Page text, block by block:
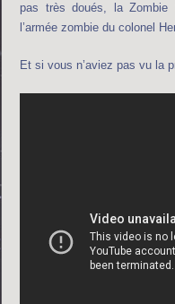
pas très doués, la Zombie
l’armée zombie du colonel
Et si vous n’aviez pas vu la